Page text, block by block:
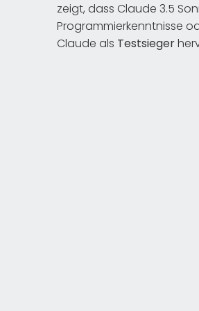
zeigt, dass Claude 3.5
Programmierkenntnisse
Claude als Testsieger